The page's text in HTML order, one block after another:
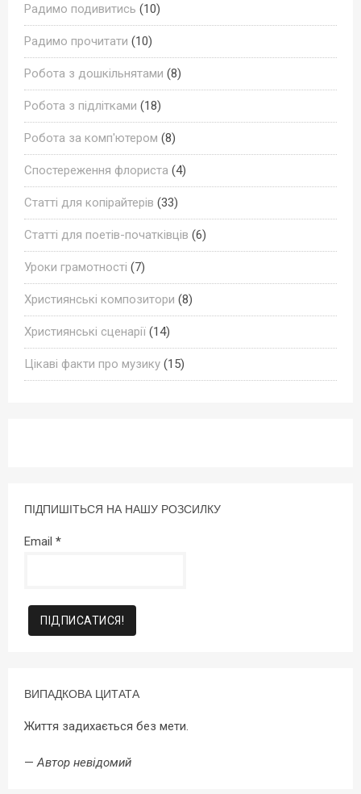
Радимо подивитись (10)
Радимо прочитати (10)
Робота з дошкільнятами (8)
Робота з підлітками (18)
Робота за комп'ютером (8)
Спостереження флориста (4)
Статті для копірайтерів (33)
Статті для поетів-початківців (6)
Уроки грамотності (7)
Християнські композитори (8)
Християнські сценарії (14)
Цікаві факти про музику (15)
ПІДПИШІТЬСЯ НА НАШУ РОЗСИЛКУ
Email *
ВИПАДКОВА ЦИТАТА
Життя задихається без мети.
—Автор невідомий